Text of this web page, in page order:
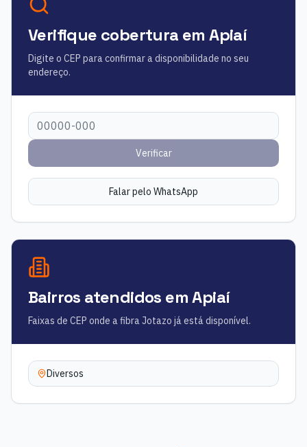
Verifique cobertura emApiaí
Digite o CEP para confirmar a disponibilidade no seu
endereço.
Verificar
Falar pelo WhatsApp
Bairros atendidos emApiaí
Faixas de CEP onde a fibra Jotazo já está disponível.
Diversos